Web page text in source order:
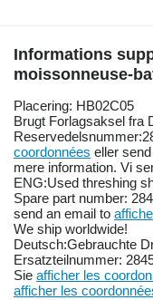
Informations
moissonneuse-
Placering: HB02C05
Brugt Forlagsaksel fra
coordonnées eller
mere information. Vi
ENG:Used threshing
Spare part number:
send an email to
We ship worldwide!
Deutsch:Gebrauchte
Ersatzteilnummer:
Sie afficher les
afficher les